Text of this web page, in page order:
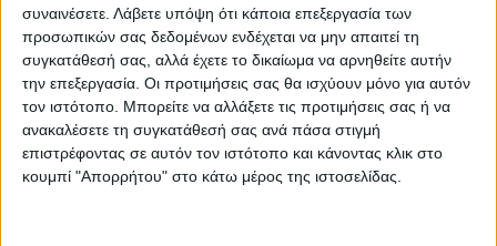
συναινέσετε. Λάβετε υπόψη ότι κάποια επεξεργασία των
προσωπικών σας δεδομένων ενδέχεται να μην απαιτεί τη
συγκατάθεσή σας, αλλά έχετε το δικαίωμα να αρνηθείτε αυτήν
την επεξεργασία. Οι προτιμήσεις σας θα ισχύουν μόνο για αυτόν
τον ιστότοπο. Μπορείτε να αλλάξετε τις προτιμήσεις σας ή να
ανακαλέσετε τη συγκατάθεσή σας ανά πάσα στιγμή
επιστρέφοντας σε αυτόν τον ιστότοπο και κάνοντας κλικ στο
κουμπί "Απορρήτου" στο κάτω μέρος της ιστοσελίδας.
Δημοσιογραφική Ομάδα ΝΕΟΣ ΑΓΩΝ
https://neosagon.gr
Η Αρχαιότερη Καθημερινή Πρωινή Εφημερίδα της Καρδίτσας